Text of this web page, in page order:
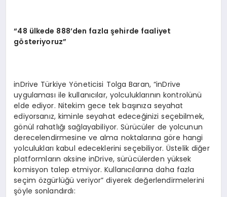
“48 ülkede 888’den fazla şehirde faaliyet
gösteriyoruz”
inDrive Türkiye Yöneticisi Tolga Baran, “inDrive
uygulaması ile kullanıcılar, yolculuklarının kontrolünü
elde ediyor. Nitekim gece tek başınıza seyahat
ediyorsanız, kiminle seyahat edeceğinizi seçebilmek,
gönül rahatlığı sağlayabiliyor. Sürücüler de yolcunun
derecelendirmesine ve alma noktalarına göre hangi
yolculukları kabul edeceklerini seçebiliyor. Üstelik diğer
platformların aksine inDrive, sürücülerden yüksek
komisyon talep etmiyor. Kullanıcılarına daha fazla
seçim özgürlüğü veriyor” diyerek değerlendirmelerini
şöyle sonlandırdı: